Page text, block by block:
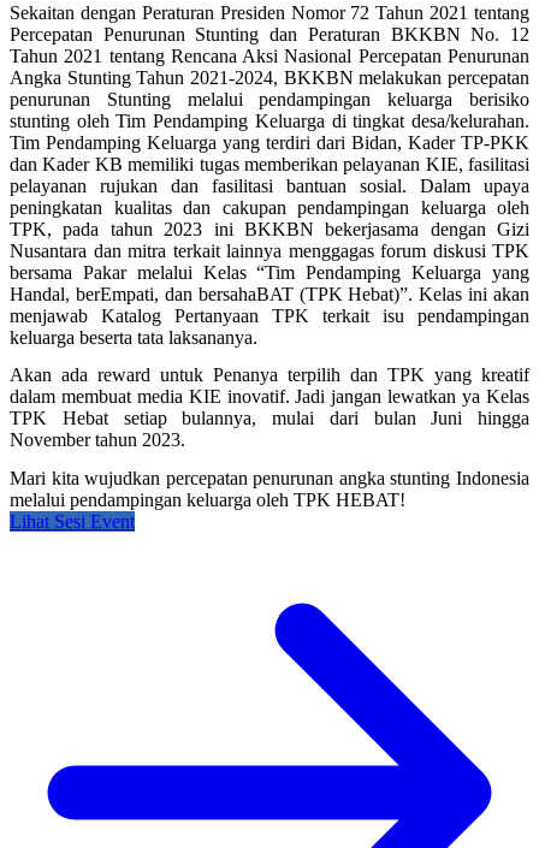
Sekaitan dengan Peraturan Presiden Nomor 72 Tahun 2021 tentang
Percepatan Penurunan Stunting dan Peraturan BKKBN No. 12
Tahun 2021 tentang Rencana Aksi Nasional Percepatan Penurunan
Angka Stunting Tahun 2021-2024, BKKBN melakukan percepatan
penurunan Stunting melalui pendampingan keluarga berisiko
stunting oleh Tim Pendamping Keluarga di tingkat desa/kelurahan.
Tim Pendamping Keluarga yang terdiri dari Bidan, Kader TP-PKK
dan Kader KB memiliki tugas memberikan pelayanan KIE, fasilitasi
pelayanan rujukan dan fasilitasi bantuan sosial. Dalam upaya
peningkatan kualitas dan cakupan pendampingan keluarga oleh
TPK, pada tahun 2023 ini BKKBN bekerjasama dengan Gizi
Nusantara dan mitra terkait lainnya menggagas forum diskusi TPK
bersama Pakar melalui Kelas “Tim Pendamping Keluarga yang
Handal, berEmpati, dan bersahaBAT (TPK Hebat)”. Kelas ini akan
menjawab Katalog Pertanyaan TPK terkait isu pendampingan
keluarga beserta tata laksananya.
Akan ada reward untuk Penanya terpilih dan TPK yang kreatif
dalam membuat media KIE inovatif. Jadi jangan lewatkan ya Kelas
TPK Hebat setiap bulannya, mulai dari bulan Juni hingga
November tahun 2023.
Mari kita wujudkan percepatan penurunan angka stunting Indonesia
melalui pendampingan keluarga oleh TPK HEBAT!
Lihat Sesi Event